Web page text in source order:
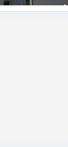
en los
de la Reserva